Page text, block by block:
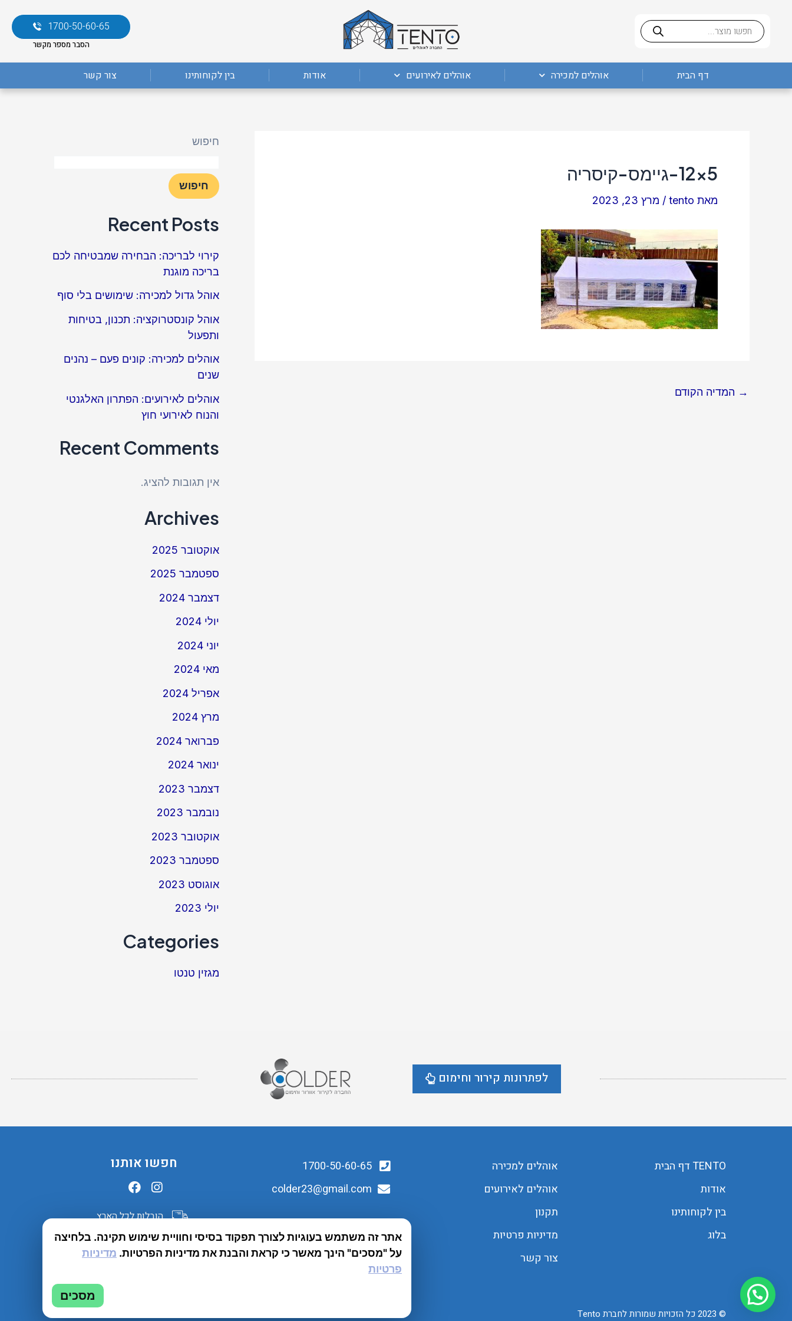
Products
search
1700-50-60-65
הסבר מספר מקשר
דף הבית אוהלים למכירה אוהלים לאירועים אודות בין לקוחותינו צור קשר
5×12-גיימס-קיסריה
מאת tento
/ מרץ 23, 2023
navigation
→ המדיה הקודם
חיפוש
חיפוש
Recent Posts
קירוי לבריכה: הבחירה שמבטיחה לכם
בריכה מוגנת
אוהל גדול למכירה: שימושים בלי סוף
אוהל קונסטרוקציה: תכנון, בטיחות
ותפעול
אוהלים למכירה: קונים פעם – נהנים
שנים
אוהלים לאירועים: הפתרון האלגנטי
והנוח לאירועי חוץ
Recent Comments
אין תגובות להציג.
Archives
אוקטובר 2025
ספטמבר 2025
דצמבר 2024
יולי 2024
יוני 2024
מאי 2024
אפריל 2024
מרץ 2024
פברואר 2024
ינואר 2024
דצמבר 2023
נובמבר 2023
אוקטובר 2023
ספטמבר 2023
אוגוסט 2023
יולי 2023
Categories
מגזין טנטו
לפתרונות קירור וחימום
TENTO דף הבית
אודות
בין לקוחותינו
בלוג
אוהלים למכירה
אוהלים לאירועים
תקנון
מדיניות פרטיות
צור קשר
1700-50-60-65
colder23@gmail.com
חפשו אותנו
הובלות לכל הארץ
שירות יבואן
© 2023 כל הזכויות שמורות לחברת Tento בנית אתרים
אתר זה משתמש בעוגיות לצורך תפקוד בסיסי וחוויית שימוש תקינה. בלחיצה
על "מסכים" הינך מאשר כי קראת והבנת את מדיניות הפרטיות. מדיניות
פרטיות
מסכים